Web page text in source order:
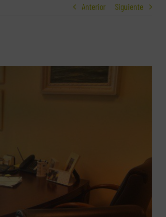
Anterior Siguiente